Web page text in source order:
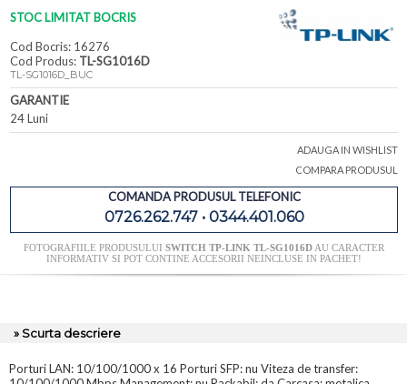
STOC LIMITAT BOCRIS
Cod Bocris: 16276
Cod Produs: TL-SG1016D
TL-SG1016D_BUC
GARANTIE
24 Luni
ADAUGA IN WISHLIST
COMPARA PRODUSUL
COMANDA PRODUSUL TELEFONIC
0726.262.747 • 0344.401.060
FOTOGRAFIILE PRODUSULUI SWITCH TP-LINK TL-SG1016DAU CARACTER
INFORMATIV SI POT CONTINE ACCESORII NEINCLUSE IN PACHET!
» Scurta descriere
Porturi LAN: 10/100/1000 x 16 Porturi SFP: nu Viteza de transfer: